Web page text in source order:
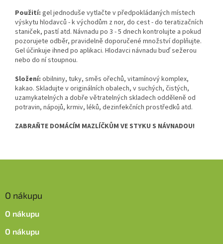
Použití: gel jednoduše vytlačte v předpokládaných místech
výskytu hlodavců - k východům z nor, do cest - do teratizačních
staniček, pastí atd. Návnadu po 3 - 5 dnech kontrolujte a pokud
pozorujete odběr, pravidelně doporučené množství doplňujte.
Gel účinkuje ihned po aplikaci. Hlodavci návnadu buď sežerou
nebo do ní stoupnou.
Složení: obilniny, tuky, směs ořechů, vitamínový komplex,
kakao. Skladujte v originálních obalech, v suchých, čistých,
uzamykatelných a dobře větratelných skladech odděleně od
potravin, nápojů, krmiv, léků, dezinfekčních prostředků atd.
ZABRAŇTE DOMÁCÍM MAZLÍČKŮM VE STYKU S NÁVNADOU!
O nákupu
O nákupu
O nákupu